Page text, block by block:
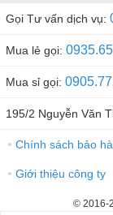
Gọi Tư vấn dịch vụ:
Mua lẻ gọi:
Mua sỉ gọi:
195/2 Nguyễn Văn
● Chính sách bảo
● Giới thiệu công ty
© 2016-